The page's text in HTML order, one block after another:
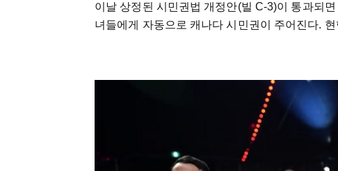
이날 상정된 시민권법 개정안(빌 C-3)이 통과되
녀들에게 자동으로 캐나다 시민권이 주어진다.